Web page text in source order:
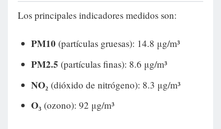
Los principales indicadores medidos son:
PM10 (partículas gruesas): 14.8 μg/m³
PM2.5 (partículas finas): 8.6 μg/m³
NO₂ (dióxido de nitrógeno): 8.3 μg/m³
O₃ (ozono): 92 μg/m³